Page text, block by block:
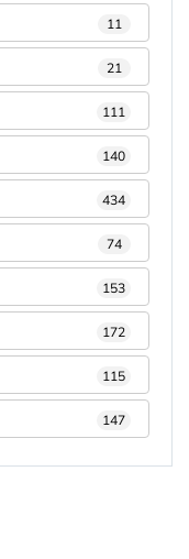
11
21
111
140
434
74
153
172
115
147